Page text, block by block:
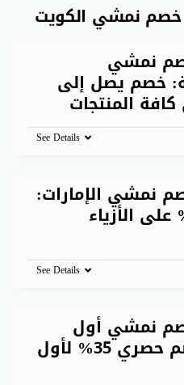
نمشي الكويت
نمشي
خصم يصل إلى
See Details
نمشي الإمارات:
40% على الأزياء
See Details
نمشي أول
طلب: خصم حصري 35% لأول